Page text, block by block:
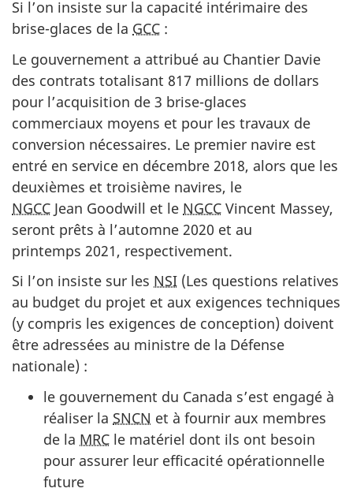
Si l’on insiste sur la capacité intérimaire des
brise-glaces de la GCC :
Le gouvernement a attribué au Chantier Davie
des contrats totalisant 817 millions de dollars
pour l’acquisition de 3 brise-glaces
commerciaux moyens et pour les travaux de
conversion nécessaires. Le premier navire est
entré en service en décembre 2018, alors que les
deuxièmes et troisième navires, le
NGCC Jean Goodwill et le NGCC Vincent Massey,
seront prêts à l’automne 2020 et au
printemps 2021, respectivement.
Si l’on insiste sur les NSI (Les questions relatives
au budget du projet et aux exigences techniques
(y compris les exigences de conception) doivent
être adressées au ministre de la Défense
nationale) :
le gouvernement du Canada s’est engagé à
réaliser la SNCN et à fournir aux membres
de la MRC le matériel dont ils ont besoin
pour assurer leur efficacité opérationnelle
future